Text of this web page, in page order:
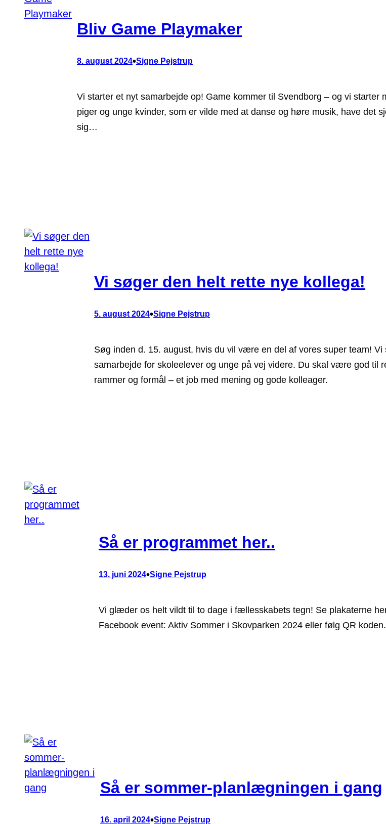
Bliv Game Playmaker
8. august 2024•Signe Pejstrup
Vi starter et nyt samarbejde op! Game kommer til Svendborg – og vi
piger og unge kvinder, som er vilde med at danse og høre musik, have det
sig…
Vi søger den helt rette nye kollega!
5. august 2024•Signe Pejstrup
Søg inden d. 15. august, hvis du vil være en del af vores super team!
samarbejde for skoleelever og unge på vej videre. Du skal være god til
rammer og formål – et job med mening og gode kolleager.
Så er programmet her..
13. juni 2024•Signe Pejstrup
Vi glæder os helt vildt til to dage i fællesskabets tegn! Se plakaterne
Facebook event: Aktiv Sommer i Skovparken 2024 eller følg QR koden.
Så er sommer-planlægningen i gang
16. april 2024•Signe Pejstrup